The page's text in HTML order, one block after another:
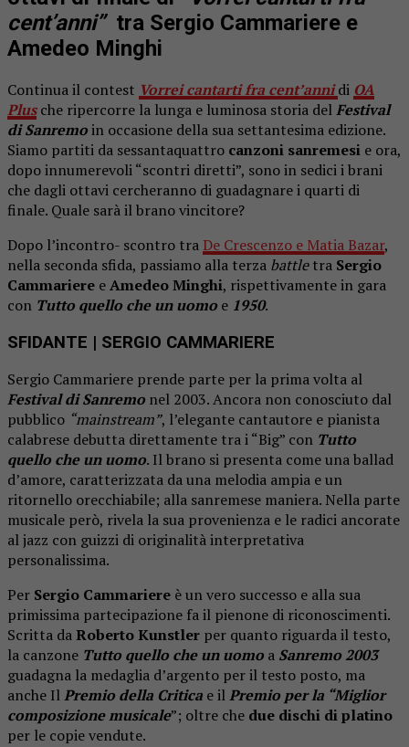
cent’anni” tra Sergio Cammariere e
Amedeo Minghi
Continua il contest Vorrei cantarti fra cent’annidi OA
Plusche ripercorre la lunga e luminosa storia delFestival
di Sanremoin occasione della sua settantesima edizione.
Siamo partiti da sessantaquattro canzoni sanremesi e ora,
dopo innumerevoli “scontri diretti”, sono in sedici i brani
che dagli ottavi cercheranno di guadagnare i quarti di
finale. Quale sarà il brano vincitore?
Dopo l’incontro- scontro tra De Crescenzo e Matia Bazar,
nella seconda sfida, passiamo alla terza battletra Sergio
Cammariere eAmedeo Minghi, rispettivamente in gara
con Tutto quello che un uomo e 1950.
SFIDANTE | SERGIO CAMMARIERE
Sergio Cammariere prende parte per la prima volta al
Festival diSanremo nel 2003. Ancora non conosciuto dal
pubblico “mainstream”, l’elegante cantautore e pianista
calabrese debutta direttamente tra i “Big” con Tutto
quello che un uomo. Il brano si presenta come una ballad
d’amore, caratterizzata da una melodia ampia e un
ritornello orecchiabile; alla sanremese maniera. Nella parte
musicale però, rivela la sua provenienza e le radici ancorate
al jazz con guizzi di originalità interpretativa
personalissima.
Per Sergio Cammariere è un vero successo e alla sua
primissima partecipazione fa il pienone di riconoscimenti.
Scritta da Roberto Kunstler per quanto riguarda il testo,
la canzone Tutto quello che un uomo a Sanremo 2003
guadagna la medaglia d’argento per il testo posto, ma
anche IlPremio della Critica e ilPremio per la “Miglior
composizione musicale”; oltre che due dischi di platino
per le copie vendute.